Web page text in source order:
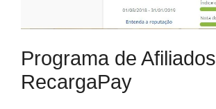
Programa de Afiliados
RecargaPay